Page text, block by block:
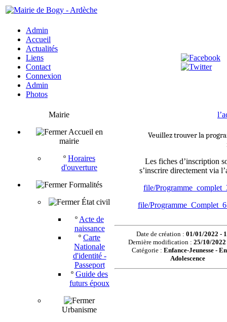
Admin
Accueil
Actualités
Liens
Contact
Connexion
Admin
Photos
Mairie
Accueil en
mairie
º Horaires
d'ouverture
Formalités
État civil
º Acte de
naissance
º Carte
Nationale
d'identité -
Passeport
º Guide des
futurs époux
Urbanisme
Veuillez trouver la
Les fiches d’inscription
s’inscrire directement via
file/
file/
Date de création : 01/01/2022 -
Dernière modification :25/10/
Catégorie : Enfance-Jeunesse -
Adolescence